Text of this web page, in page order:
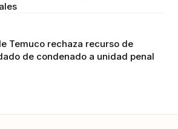
Temuco rechaza recurso de
de condenado a unidad penal